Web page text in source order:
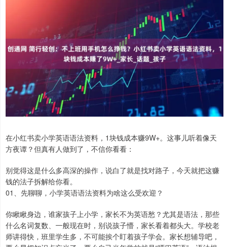
在小红书卖小学英语语法资料，1块钱成本赚9W+。这事儿听着像天
方夜谭？但真有人做到了，不信你看看：
别觉得这是什么多高深的操作，说白了就是找对路子，今天就把这赚
钱的法子拆解给你看。
01、先聊聊，小学英语语法资料为啥这么受欢迎？
你瞅瞅身边，谁家孩子上小学，家长不为英语愁？尤其是语法，那些
什么名词复数、一般现在时，别说孩子懵，家长看着都头大。学校老
师讲得快，班里学生多，不可能挨个盯着孩子学会。家长想辅导吧，